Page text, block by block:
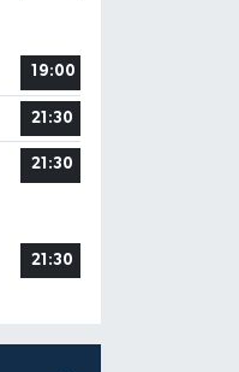
19:00
21:30
21:30
21:30